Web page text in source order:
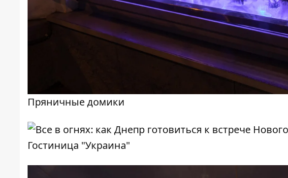
Пряничные домики
Гостиница "Украина"